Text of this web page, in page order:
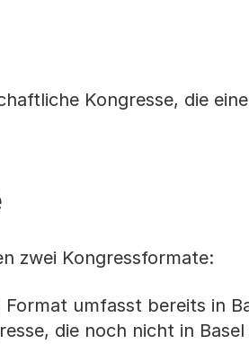
Kongresse, die
zwei Kongressformate:
Format umfasst bereits in
die noch nicht in